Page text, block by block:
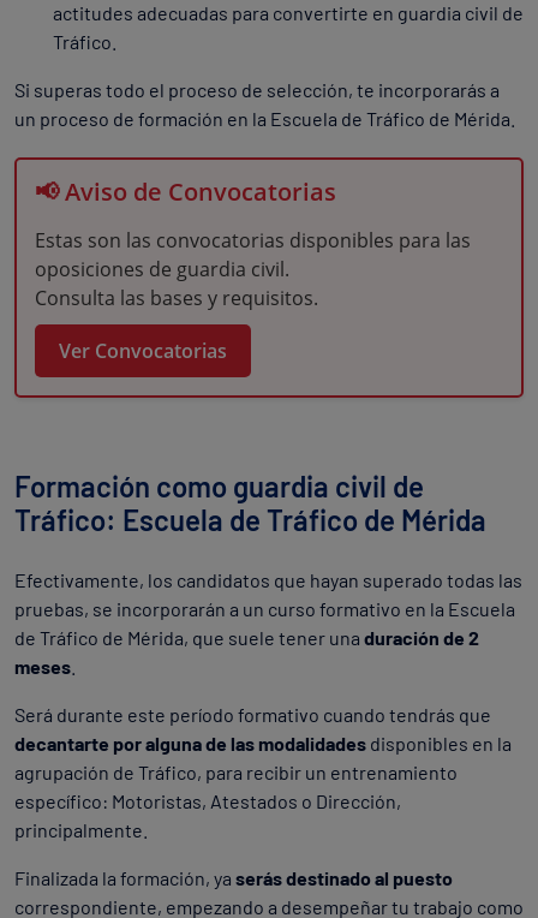
actitudes adecuadas para convertirte en guardia civil de
Tráfico.
Si superas todo el proceso de selección, te incorporarás a
un proceso de formación en la Escuela de Tráfico de Mérida.
📢 Aviso de Convocatorias
Estas son las convocatorias disponibles para las
oposiciones de guardia civil.
Consulta las bases y requisitos.
Ver Convocatorias
Formación como guardia civil de
Tráfico: Escuela de Tráfico de Mérida
Efectivamente, los candidatos que hayan superado todas las
pruebas, se incorporarán a un curso formativo en la Escuela
de Tráfico de Mérida, que suele tener una duración de 2
meses
Será durante este período formativo cuando tendrás que
decantarte por alguna de las modalidades disponibles en la
agrupación de Tráfico, para recibir un entrenamiento
específico: Motoristas, Atestados o Dirección,
principalmente.
Finalizada la formación, ya serás destinado al puesto
correspondiente, empezando a desempeñar tu trabajo como